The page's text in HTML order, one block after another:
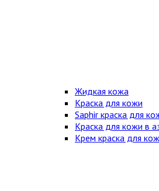
Жидкая кожа
Краска для кожи
Saphir краска для
Краска для кожи в
Крем краска для